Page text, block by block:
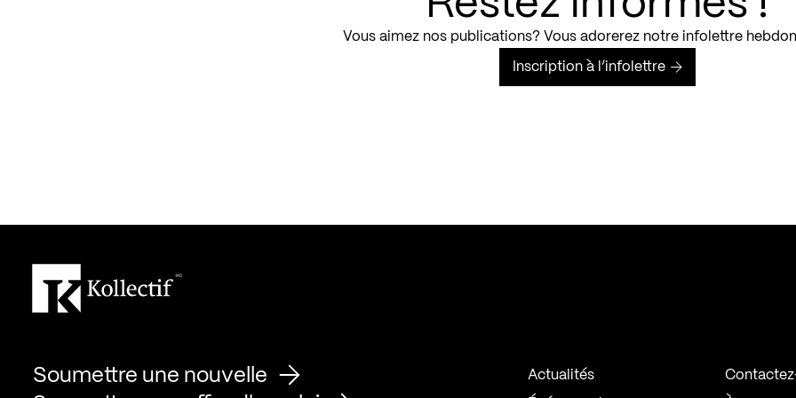
Vous aimez nos publications? Vous adorerez notre infolettre
Inscription à l’infolettre
Soumettre une nouvelle
Actualités